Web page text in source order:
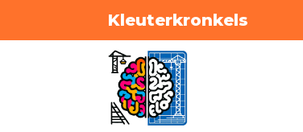
Kleuterkronkels